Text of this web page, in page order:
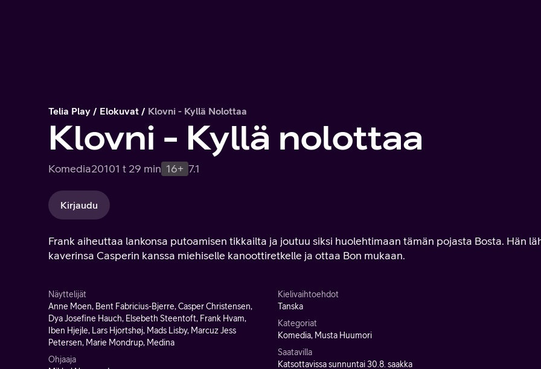
Telia Play Elokuvat Klovni - Kyllä Nolottaa
Klovni - Kyllä nolottaa
Komedia20101 t 29 min 16+ 7.1
Kirjaudu
Frank aiheuttaa lankonsa putoamisen tikkailta ja joutuu siksi huolehtimaan tämän pojasta Bosta. Hän
kaverinsa Casperin kanssa miehiselle kanoottiretkelle ja ottaa Bon mukaan.
Näyttelijät
Anne Moen, Bent Fabricius-Bjerre, Casper Christensen,
Dya Josefine Hauch, Elsebeth Steentoft, Frank Hvam,
Iben Hjejle, Lars Hjortshøj, Mads Lisby, Marcuz Jess
Petersen, Marie Mondrup, Medina
Ohjaaja
Kielivaihtoehdot
Tanska
Kategoriat
Komedia, Musta Huumori
Saatavilla
Katsottavissa sunnuntai 30.8. saakka